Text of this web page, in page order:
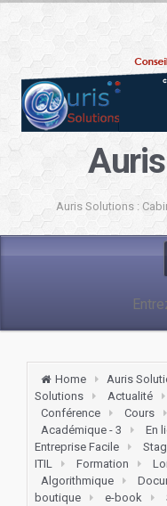
Auris Solutions :
Home Auris
Solutions
Actualité
Conférence
Cours
Académique - 3
En
Entreprise Facile
ITIL
Formation Loi
Algorithmique
boutique
e-book